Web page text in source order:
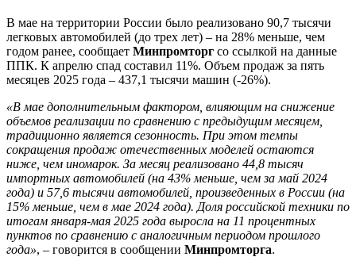
В мае на территории России было реализовано 90,7 тысячи
легковых автомобилей (до трех лет) – на 28% меньше, чем
годом ранее, сообщает Минпромторг со ссылкой на данные
ППК. К апрелю спад составил 11%. Объем продаж за пять
месяцев 2025 года – 437,1 тысячи машин (-26%).
«В мае дополнительным фактором, влияющим на снижение
объемов реализации по сравнению с предыдущим месяцем,
традиционно является сезонность. При этом темпы
сокращения продаж отечественных моделей остаются
ниже, чем иномарок. За месяц реализовано 44,8 тысяч
импортных автомобилей (на 43% меньше, чем за май 2024
года) и 57,6 тысячи автомобилей, произведенных в России (на
15% меньше, чем в мае 2024 года). Доля российской техники по
итогам января-мая 2025 года выросла на 11 процентных
пунктов по сравнению с аналогичным периодом прошлого
года», – говорится в сообщении Минпромторга.